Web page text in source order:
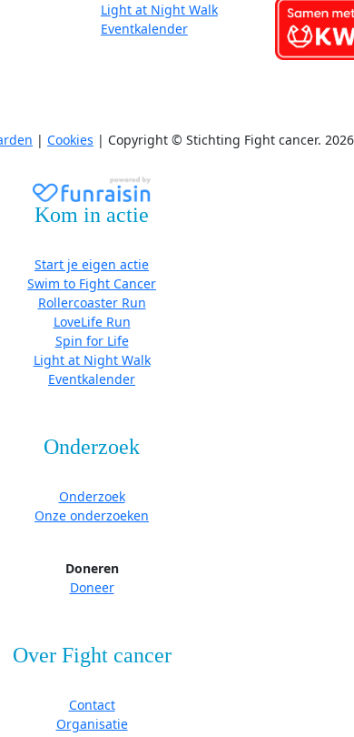
Light at Night Walk
Eventkalender
| Cookies | Copyright © Stichting Fight cancer. 2026
Kom in actie
Start je eigen actie
Swim to Fight Cancer
Rollercoaster Run
LoveLife Run
Spin for Life
Light at Night Walk
Eventkalender
Onderzoek
Onderzoek
Onze onderzoeken
Doneren
Doneer
Over Fight cancer
Contact
Organisatie